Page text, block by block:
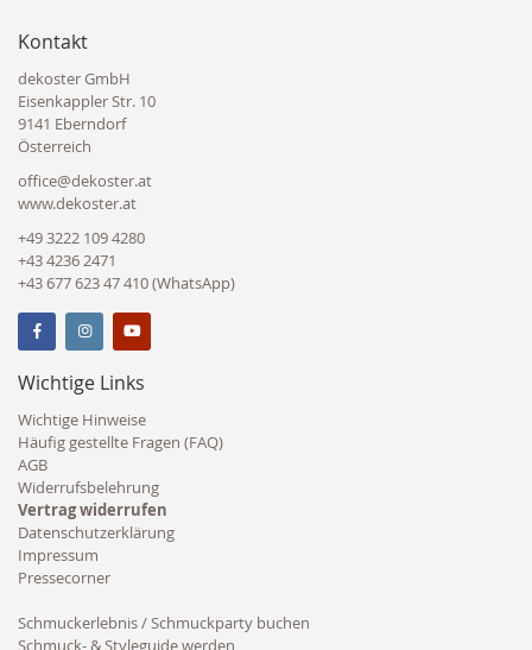
Kontakt
dekoster GmbH
Eisenkappler Str. 10
9141 Eberndorf
Österreich
office@dekoster.at
www.dekoster.at
+49 3222 109 4280
+43 4236 2471
+43 677 623 47 410 (WhatsApp)
Wichtige Links
Wichtige Hinweise
Häufig gestellte Fragen (FAQ)
AGB
Widerrufsbelehrung
Vertrag widerrufen
Datenschutzerklärung
Impressum
Pressecorner
Schmuckerlebnis / Schmuckparty buchen
Schmuck- & Styleguide werden